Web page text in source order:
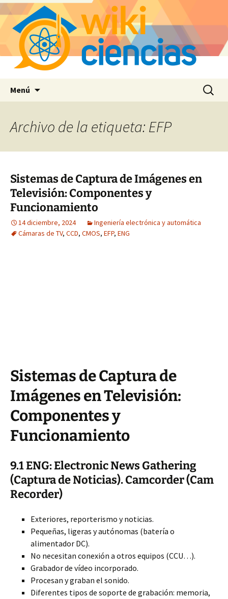
Menú Buscar:
Archivo de la etiqueta: EFP
Sistemas de Captura de Imágenes en
Televisión: Componentes y
Funcionamiento
14 diciembre, 2024
Ingeniería electrónica y automática
Cámaras de TV, CCD, CMOS, EFP, ENG
Sistemas de Captura de
Imágenes en Televisión:
Componentes y
Funcionamiento
9.1 ENG: Electronic News Gathering
(Captura de Noticias). Camcorder (Cam
Recorder)
Exteriores, reporterismo y noticias.
Pequeñas, ligeras y autónomas (batería o
alimentador DC).
No necesitan conexión a otros equipos (CCU…).
Grabador de vídeo incorporado.
Procesan y graban el sonido.
Diferentes tipos de soporte de grabación: memoria,